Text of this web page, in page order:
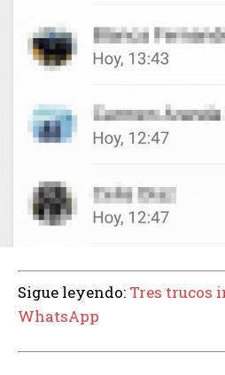
Sigue leyendo: Tres trucos
WhatsApp